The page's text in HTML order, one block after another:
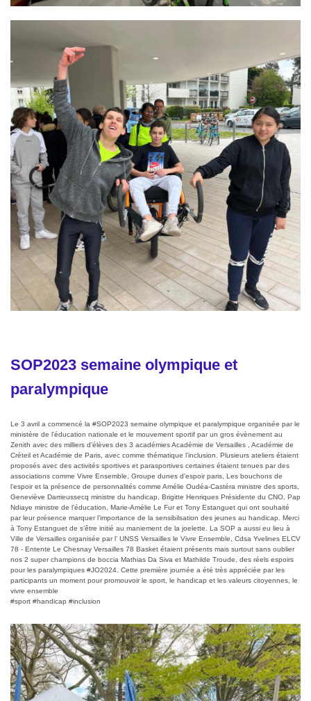
SOP2023 semaine olympique et
paralympique
Le 3 avril a commencé la #SOP2023 semaine olympique et paralympique organisée par le
ministère de l’éducation nationale et le mouvement sportif par un gros évènement au
Zenith avec des milliers d’élèves des 3 académies Académie de Versailles , Académie de
Créteil et Académie de Paris, avec comme thématique l’inclusion. Plusieurs ateliers étaient
proposés avec des activités sportives et parasportives certaines étaient tenues par des
associations comme Vivre Ensemble, Groupe dunes d'espoir paris, Les bouchons de
l'espoir et la présence de personnalités comme Amélie Oudéa-Castéra ministre des sports,
Geneviève Darrieussecq ministre du handicap, Brigitte Henriques Présidente du CNO, Pap
Ndiaye ministre de l'éducation, Marie-Amélie Le Fur et Tony Estanguet qui ont souhaité
par leur présence marquer l’importance de la sensibilsation des jeunes au handicap. Merci
à Tony Estanguet de s’être initié au maniement de la joelette. La SOP a aussi eu lieu à
Ville de Versailles organisée par l’ UNSS Versailles le Vivre Ensemble, Cdsa Yvelines ELCV
78 - Entente Le Chesnay Versailles 78 Basket étaient présents mais surtout sans oublier
nos 2 super champions de boccia Mathias Da Siva et Mathilde Troude, des réels espoirs
pour les paralympiques #JO2024. Cette première journée a été très appréciée par les
participants un moment pour promouvoir le sport, le handicap et les valeurs citoyennes, le
vivre ensemble
#sport #handicap #inclusion